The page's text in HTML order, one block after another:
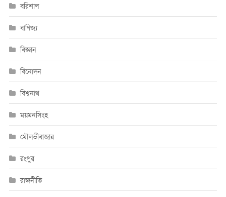
বরিশাল
বাণিজ্য
বিজ্ঞান
বিনোদন
বিশ্বনাথ
ময়মনসিংহ
মৌলভীবাজার
রংপুর
রাজনীতি